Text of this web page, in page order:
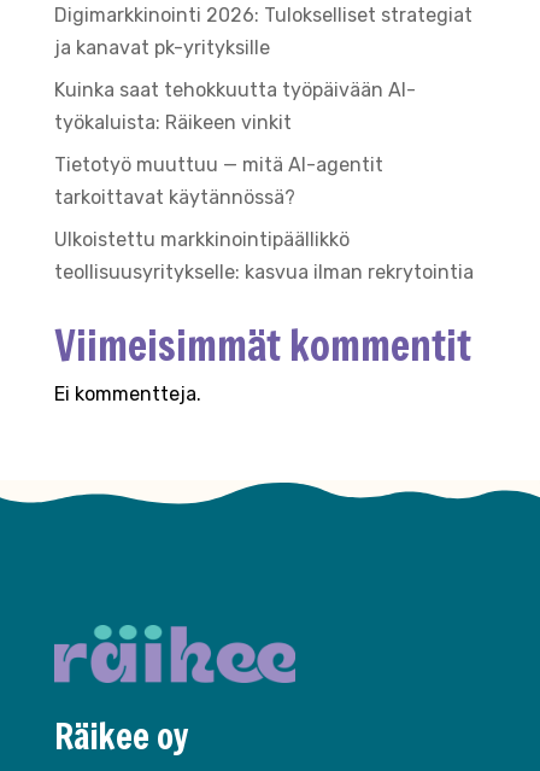
Digimarkkinointi 2026: Tulokselliset strategiat
ja kanavat pk-yrityksille
Kuinka saat tehokkuutta työpäivään AI-
työkaluista: Räikeen vinkit
Tietotyö muuttuu — mitä AI-agentit
tarkoittavat käytännössä?
Ulkoistettu markkinointipäällikkö
teollisuusyritykselle: kasvua ilman rekrytointia
Viimeisimmät kommentit
Ei kommentteja.
Räikee oy